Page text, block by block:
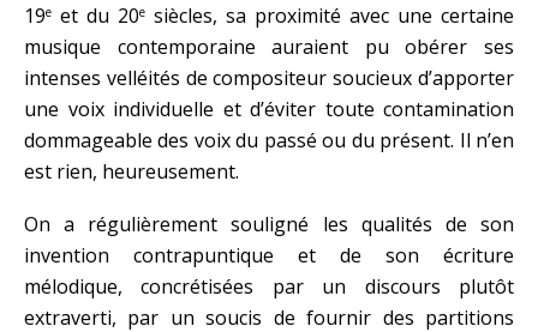
19e et du 20e siècles, sa proximité avec une certaine
musique contemporaine auraient pu obérer ses
intenses velléités de compositeur soucieux d’apporter
une voix individuelle et d’éviter toute contamination
dommageable des voix du passé ou du présent. Il n’en
est rien, heureusement.
On a régulièrement souligné les qualités de son
invention contrapuntique et de son écriture
mélodique, concrétisées par un discours plutôt
extraverti, par un soucis de fournir des partitions